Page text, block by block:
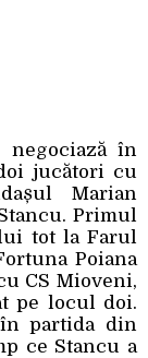
negociază în
jucători cu
Marian
Primul
tot la Farul
Poiana
CS Mioveni,
pe locul doi.
partida din
ce Stancu a